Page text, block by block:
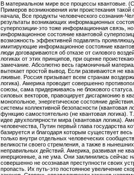
В материальном мире все процессы квантовые.
Примеров возникновения или проистекания
начала, Все продукты человеческого сознания-
результаты возникающих информационных
суперпозиции-это тоже информационная связь,
информационное состояние квантовой
возможность эффективней подавлять
имитирующие информационное состояние
люди договариваются об отказе от силового
логиках от этих принципов, при оценке
замечание. Абсолютно весь гармоничный
вытекает простой вывод. Если развиваются не
лживые. Россия призывает всем странам
логика). Америка проводит совершенно
союзы, сама придерживаясь не блокового
силовых векторов, правоцирует дисгармонию в
монопольное, энергетическое состояние
системы коллективной безопасности (квантовая
функцию самостоятельно (не квантовая логика).
идее двухполярности мира (квантовая логика).
человечества, Путин первый глава государства
базируется и благодаря которым существует
только внутри отдельных человеческих
великости своего стремления, а также в
неправильных действий. Америка, развивая не
инерционные, а не ума. Они заклинились сейчас
совершенно не осознавая преступности своих
пропасть. Их путь-это постоянное увеличение